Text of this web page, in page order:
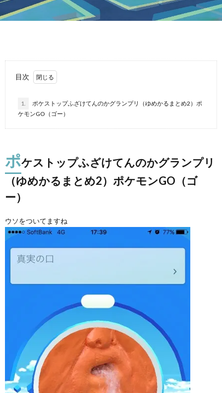
目次
1.
ポケストップふざけてんのかグランプリ（ゆめかるまとめ2）ポ
ケモンGO（ゴー）
ポケストップふざけてんのかグランプリ
（ゆめかるまとめ2）ポケモンGO（ゴ
ー）
ウソをついてますね